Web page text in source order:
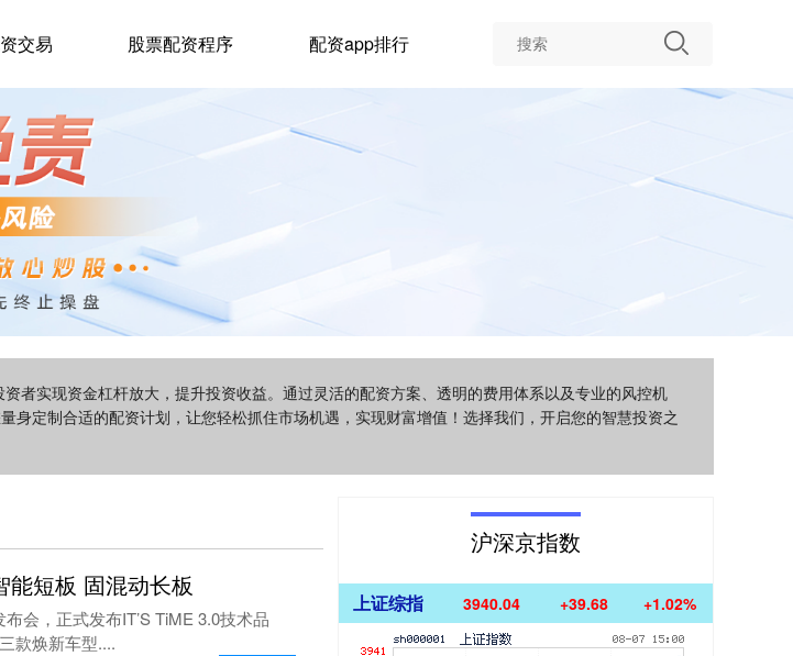
交易 股票配资程序 配资app排行
者实现资金杠杆放大，提升投资收益。通过灵活的配资方案、透明的费用体系以及专业的风控机
定制合适的配资计划，让您轻松抓住市场机遇，实现财富增值！选择我们，开启您的智慧投资之
能短板 固混动长板
会，正式发布IT’S TiME 3.0技术品
款焕新车型....
沪深京指数
上证综指 3940.04 +39.68 +1.02%